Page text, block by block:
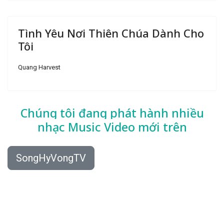
Tình Yêu Nơi Thiên Chúa Dành Cho
Tôi
Quang Harvest
Chúng tôi đang phát hành nhiều
nhạc Music Video mới trên
SongHyVongTV